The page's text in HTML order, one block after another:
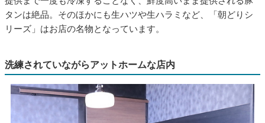
タンは絶品。そのほかにも生ハツや生ハラミなど、「朝どりシ
リーズ」はお店の名物となっています。
洗練されていながらアットホームな店内